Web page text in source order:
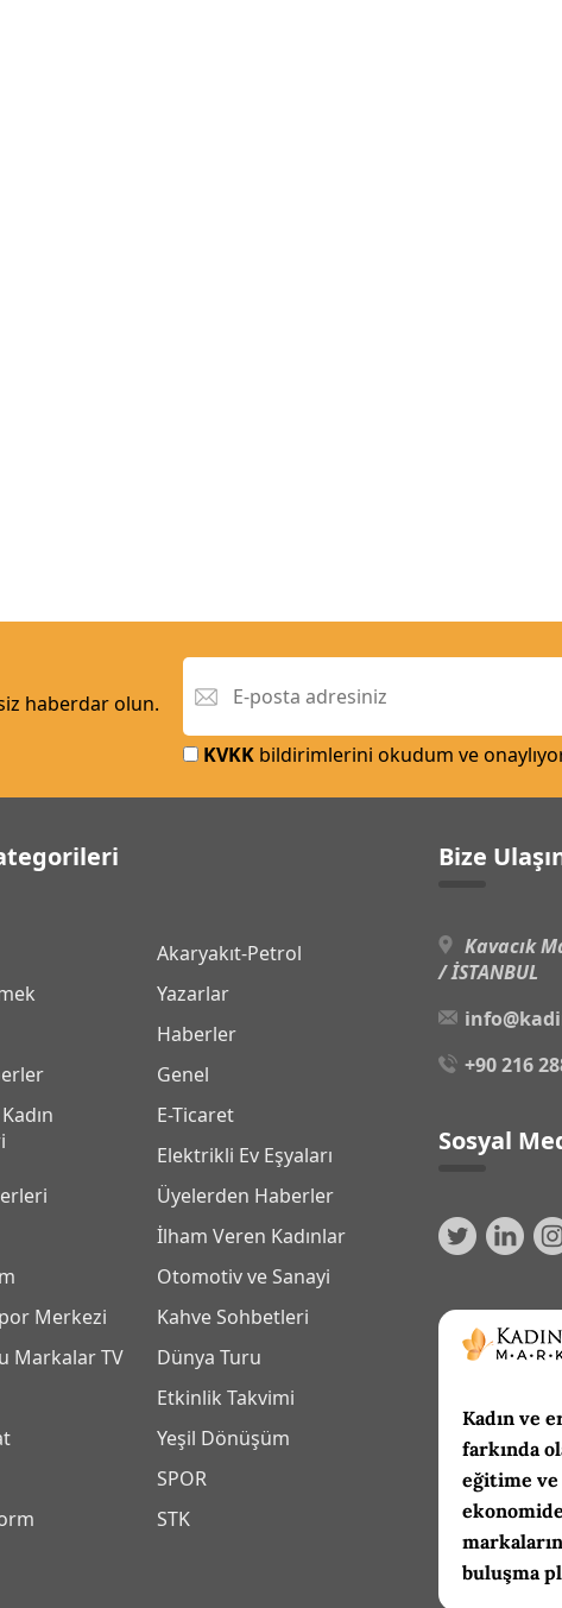
haberdar olun.
KVKKbildirimlerini okudum ve
Akaryakıt-Petrol
Yazarlar
Haberler
Genel
E-Ticaret
Elektrikli Ev Eşyaları
Üyelerden Haberler
İlham Veren Kadınlar
Otomotiv ve Sanayi
Merkezi
Kahve Sohbetleri
Markalar TV
Dünya Turu
Etkinlik Takvimi
Yeşil Dönüşüm
SPOR
STK
Bize
Kavacık
/ İSTANBUL
+90 216
Sosyal
Kadın ve
farkında
eğitime
buluşma